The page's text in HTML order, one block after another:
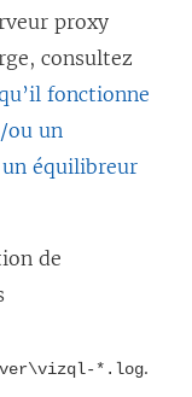
proxy
consultez
fonctionne
ou un
équilibreur
de
*.log.